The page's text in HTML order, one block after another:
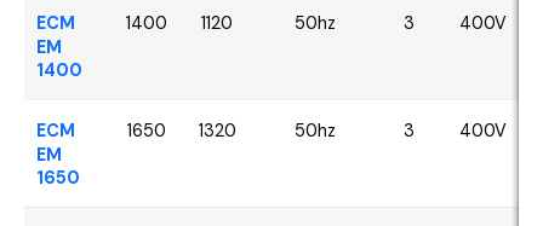
ECM
EM
1400
1400 1120 50hz 3 400V
ECM
EM
1650
1650 1320 50hz 3 400V